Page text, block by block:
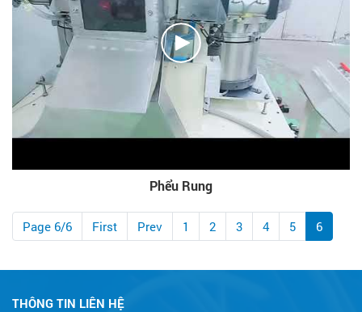
Phểu Rung
Page 6/6 First Prev 1 2 3 4 5 6
THÔNG TIN LIÊN HỆ